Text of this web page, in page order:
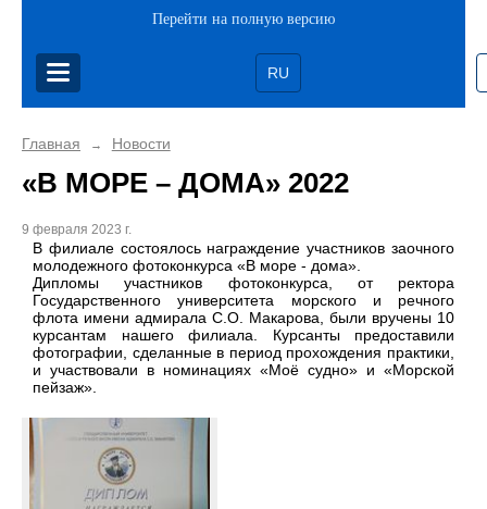
Перейти на полную версию
RU
Главная → Новости
«В МОРЕ – ДОМА» 2022
9 февраля 2023 г.
В филиале состоялось награждение участников заочного
молодежного фотоконкурса «В море - дома».
Дипломы участников фотоконкурса, от ректора
Государственного университета морского и речного
флота имени адмирала С.О. Макарова, были вручены 10
курсантам нашего филиала. Курсанты предоставили
фотографии, сделанные в период прохождения практики,
и участвовали в номинациях «Моё судно» и «Морской
пейзаж».